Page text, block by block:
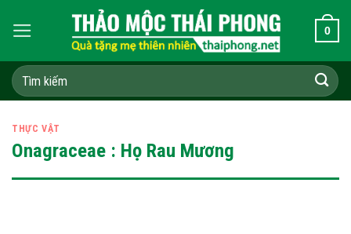
0
Tìm
kiếm:
THỰC VẬT
Onagraceae : Họ Rau Mương